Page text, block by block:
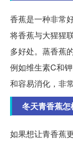
香蕉是一种非常
将香蕉与大猩猩
多好处。蒸香蕉
例如维生素C和
和容易消化，非
冬天青香蕉
如果想让青香蕉